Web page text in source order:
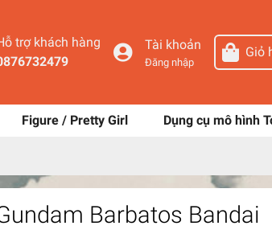
trợ khách hàng
Tài khoản
Đăng nhập
Giỏ
Figure / Pretty Girl Dụng cụ mô hình
Barbatos Bandai